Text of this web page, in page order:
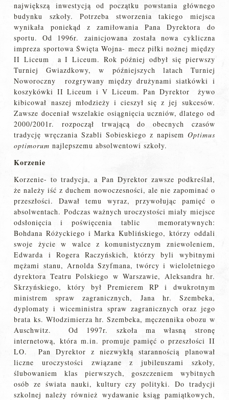
największą inwestycją od początku powstania głównego
budynku szkoły. Potrzeba stworzenia takiego miejsca
wynikała poniekąd z zamiłowania Pana Dyrektora do
sportu. Od 1996r. zainicjowana została nowa cykliczna
impreza sportowa Święta Wojna- mecz piłki nożnej między
II Liceum a I Liceum. Rok później odbył się pierwszy
Turniej Gwiazdkowy, w późniejszych latach Turniej
Noworoczny rozgrywany między drużynami siatkówki i
koszykówki II Liceum i V Liceum. Pan Dyrektor żywo
kibicował naszej młodzieży i cieszył się z jej sukcesów.
Zawsze doceniał wszelakie osiągnięcia uczniów, dlatego od
2000/2001r. rozpoczął trwającą do obecnych czasów
tradycję wręczania Szabli Sobieskiego z napisem Optimus
optimorum najlepszemu absolwentowi szkoły.
Korzenie
Korzenie- to tradycja, a Pan Dyrektor zawsze podkreślał,
że należy iść z duchem nowoczesności, ale nie zapominać o
przeszłości. Dawał temu wyraz, przywołując pamięć o
absolwentach. Podczas ważnych uroczystości miały miejsce
odsłonięcia i poświęcenia tablic memoratywnych:
Bohdana Różyckiego i Marka Kublińskiego, którzy oddali
swoje życie w walce z komunistycznym zniewoleniem,
Edwarda i Rogera Raczyńskich, którzy byli wybitnymi
mężami stanu, Arnolda Szyfmana, twórcy i wieloletniego
dyrektora Teatru Polskiego w Warszawie, Aleksandra hr.
Skrzyńskiego, który był Premierem RP i dwukrotnym
ministrem spraw zagranicznych, Jana hr. Szembeka,
dyplomaty i wiceministra spraw zagranicznych oraz jego
brata ks. Włodzimierza hr. Szembeka, męczennika obozu w
Auschwitz. Od 1997r. szkoła ma własną stronę
internetową, która m.in. promuje pamięć o przeszłości II
LO. Pan Dyrektor z niezwykłą starannością planował
liczne uroczystości związane z jubileuszami szkoły,
ślubowaniem klas pierwszych, goszczeniem wybitnych
osób ze świata nauki, kultury czy polityki. Do tradycji
szkolnej należy również wydawanie ksiąg pamiątkowych,